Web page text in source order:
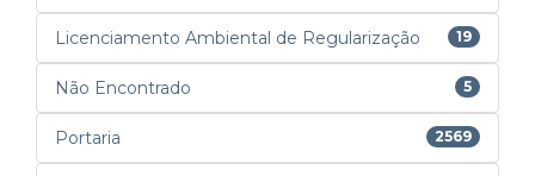
Licenciamento Ambiental de Regularização 19
Não Encontrado 5
Portaria 2569